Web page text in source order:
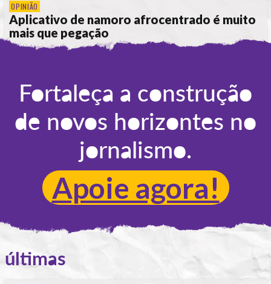
OPINIÃO
Aplicativo de namoro afrocentrado é muito
mais que pegação
Fortaleça a construção
de novos horizontes no
jornalismo.
Apoie agora!
últimas